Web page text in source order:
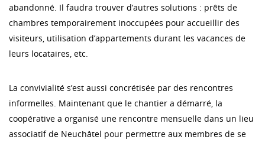
abandonné. Il faudra trouver d’autres solutions : prêts de
chambres temporairement inoccupées pour accueillir des
visiteurs, utilisation d’appartements durant les vacances de
leurs locataires, etc.
La convivialité s’est aussi concrétisée par des rencontres
informelles. Maintenant que le chantier a démarré, la
coopérative a organisé une rencontre mensuelle dans un lieu
associatif de Neuchâtel pour permettre aux membres de se